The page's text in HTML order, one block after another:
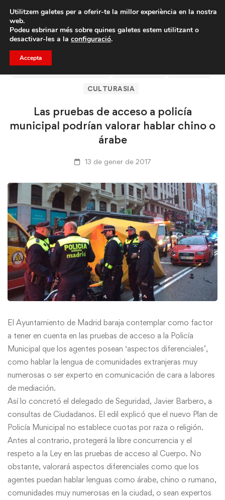
Porta un amic i emporteu-vos un total de 75€ de
descompte.
CULTURASIA
Las pruebas de acceso a policía
municipal podrían valorar hablar chino o
árabe
13 de gener de 2017
El Ayuntamiento de Madrid baraja contemplar como factor
a tener en cuenta en las pruebas de acceso a la Policía
Municipal que los agentes posean ‘aspectos diferenciales’,
como hablar la lengua de comunidades extranjeras muy
numerosas o ser experto en comunicación de cara a labores
de mediación.
Así lo concretó el delegado de Seguridad, Javier Barbero, a
consultas de Ciudadanos. El edil explicó que el nuevo Plan de
Policía Municipal no establece cuotas por raza o religión.
Antes al contrario, protegerá la libre concurrencia y el
respeto a la Ley en las pruebas de acceso al Cuerpo. No
obstante, valorará aspectos diferenciales como que los
agentes puedan hablar lenguas como árabe, chino o rumano,
comunidades muy numerosas en la ciudad, o sean expertos
Utilitzem galetes per a oferir-te la millor experiència en la nostra
web.
Podeu esbrinar més sobre quines galetes estem utilitzant o
desactivar-les a la configuració.
Accepta